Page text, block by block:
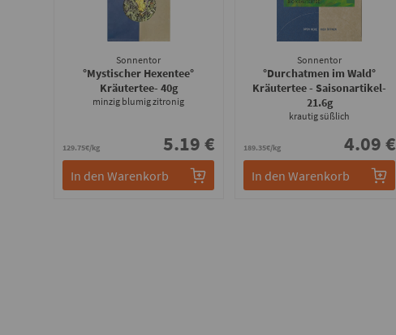
Sonnentor
°Mystischer Hexentee°
Kräutertee- 40g
minzig blumig zitronig
129.75€/kg 5.19 €
In den Warenkorb
Sonnentor
°Durchatmen im Wald°
Kräutertee - Saisonartikel-
21.6g
krautig süßlich
189.35€/kg 4.09 €
In den Warenkorb